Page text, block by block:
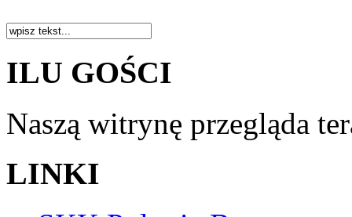
ILU GOŚCI
Naszą witrynę przegląda
LINKI